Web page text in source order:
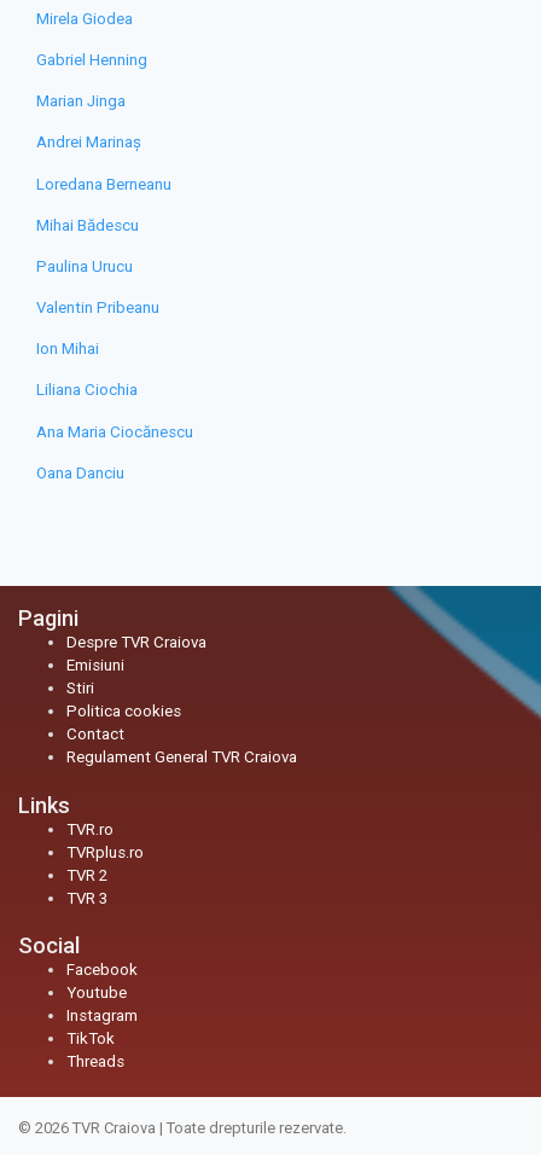
Mirela Giodea
Gabriel Henning
Marian Jinga
Andrei Marinaș
Loredana Berneanu
Mihai Bădescu
Paulina Urucu
Valentin Pribeanu
Ion Mihai
Liliana Ciochia
Ana Maria Ciocănescu
Oana Danciu
Pagini
Despre TVR Craiova
Emisiuni
Stiri
Politica cookies
Contact
Regulament General TVR Craiova
Links
TVR.ro
TVRplus.ro
TVR 2
TVR 3
Social
Facebook
Youtube
Instagram
TikTok
Threads
© 2026 TVR Craiova | Toate drepturile rezervate.